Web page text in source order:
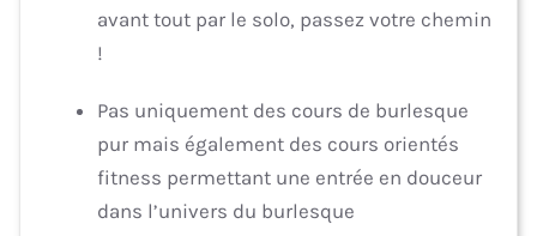
avant tout par le solo, passez votre chemin
!
Pas uniquement des cours de burlesque
pur mais également des cours orientés
fitness permettant une entrée en douceur
dans l’univers du burlesque